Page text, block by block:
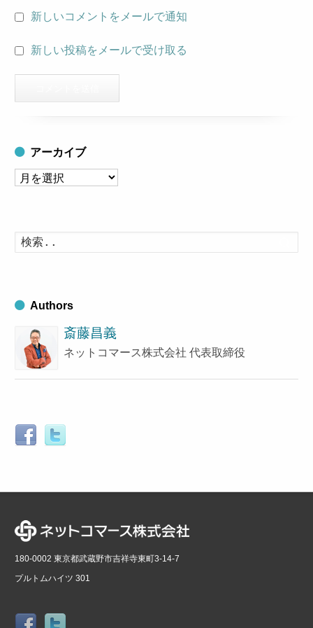
新しいコメントをメールで通知
新しい投稿をメールで受け取る
アーカイブ
ア
イ
ブ
索
Authors
斎藤昌義
ネットコマース株式会社 代表取締役
180-0002 東京都武蔵野市吉祥寺東町3-14-7
プルトムハイツ 301